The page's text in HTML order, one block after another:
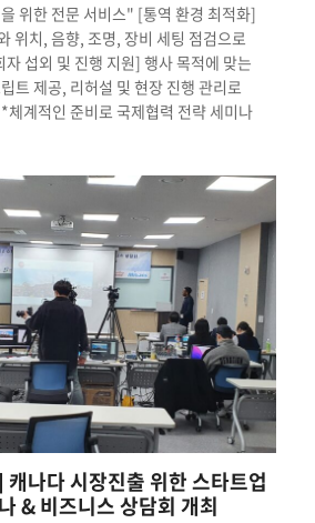
위한 전문 서비스" [통역 환경 최적화]
위치, 음향, 조명, 장비 세팅 점검으로
섭외 및 진행 지원] 행사 목적에 맞는
트 제공, 리허설 및 현장 진행 관리로
체계적인 준비로 국제협력 전략 세미나
나다 시장진출 위한 스타트업
& 비즈니스 상담회 개최